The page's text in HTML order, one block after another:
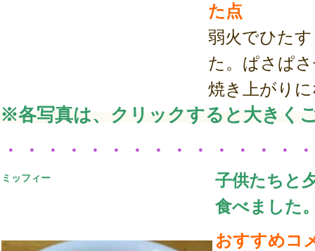
た点
弱火でひた
た。ぱさぱ
焼き上がり
※各写真は、クリックすると大きく
・・・・・・・・・・・・・・
ミッフィー
子供たちと
食べました
おすすめコ